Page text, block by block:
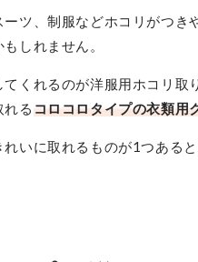
ーツ、制服などホコリがつ
しれません。
てくれるのが洋服用ホコリ
れるコロコロタイプの衣類用
いに取れるものが1つある